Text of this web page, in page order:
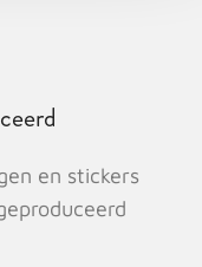
en stickers